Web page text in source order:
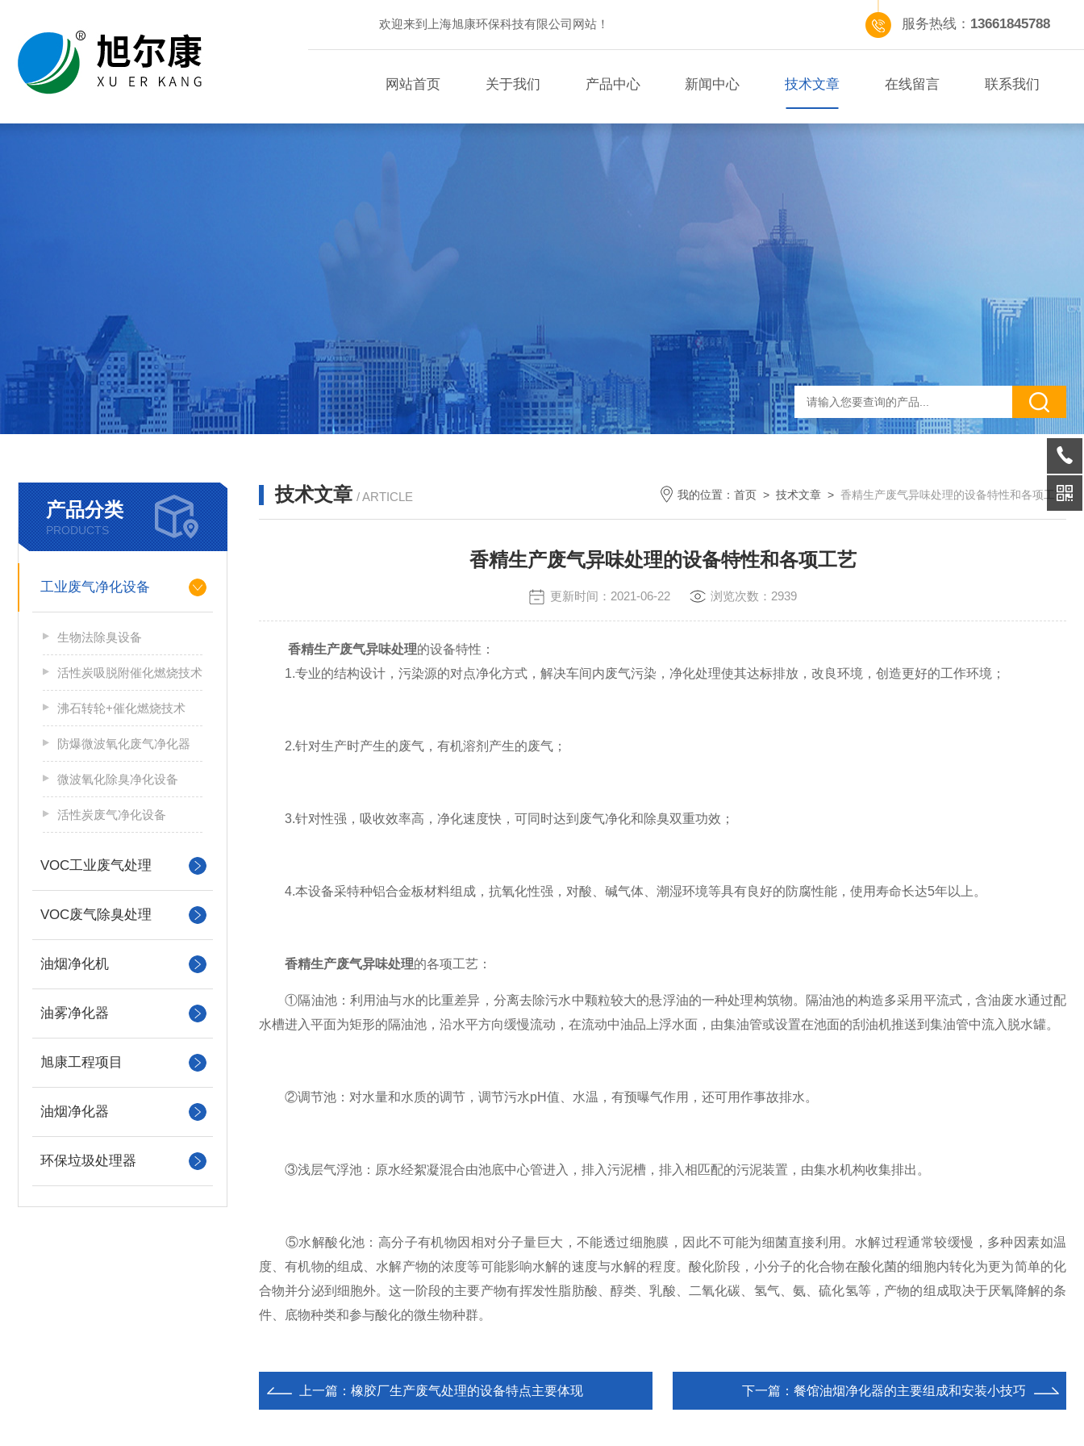
欢迎来到上海旭康环保科技有限公司网站！ 服务热线： 13661845788
网站首页 关于我们 产品中心 新闻中心 技术文章 在线留言 联系我们
产品分类
PRODUCTS
工业废气净化设备
生物法除臭设备
活性炭吸脱附催化燃烧技术
沸石转轮+催化燃烧技术
防爆微波氧化废气净化器
微波氧化除臭净化设备
活性炭废气净化设备
VOC工业废气处理
VOC废气除臭处理
油烟净化机
油雾净化器
旭康工程项目
油烟净化器
环保垃圾处理器
技术文章 / ARTICLE 我的位置： 首页 > 技术文章 > 香精生产废气异味处理的设备特性和各项工艺
香精生产废气异味处理的设备特性和各项工艺
更新时间：2021-06-22 浏览次数：2939
香精生产废气异味处理的设备特性：
1.专业的结构设计，污染源的对点净化方式，解决车间内废气污染，净化处理使其达标排放，改良环境，创造更好的工作环境；
2.针对生产时产生的废气，有机溶剂产生的废气；
3.针对性强，吸收效率高，净化速度快，可同时达到废气净化和除臭双重功效；
4.本设备采特种铝合金板材料组成，抗氧化性强，对酸、碱气体、潮湿环境等具有良好的防腐性能，使用寿命长达5年以上。
香精生产废气异味处理的各项工艺：
①隔油池：利用油与水的比重差异，分离去除污水中颗粒较大的悬浮油的一种处理构筑物。隔油池的构造多采用平流式，含油废水通过配
水槽进入平面为矩形的隔油池，沿水平方向缓慢流动，在流动中油品上浮水面，由集油管或设置在池面的刮油机推送到集油管中流入脱水罐。
②调节池：对水量和水质的调节，调节污水pH值、水温，有预曝气作用，还可用作事故排水。
③浅层气浮池：原水经絮凝混合由池底中心管进入，排入污泥槽，排入相匹配的污泥装置，由集水机构收集排出。
⑤水解酸化池：高分子有机物因相对分子量巨大，不能透过细胞膜，因此不可能为细菌直接利用。水解过程通常较缓慢，多种因素如温
度、有机物的组成、水解产物的浓度等可能影响水解的速度与水解的程度。酸化阶段，小分子的化合物在酸化菌的细胞内转化为更为简单的化
合物并分泌到细胞外。这一阶段的主要产物有挥发性脂肪酸、醇类、乳酸、二氧化碳、氢气、氨、硫化氢等，产物的组成取决于厌氧降解的条
件、底物种类和参与酸化的微生物种群。
上一篇： 橡胶厂生产废气处理的设备特点主要体现 下一篇： 餐馆油烟净化器的主要组成和安装小技巧